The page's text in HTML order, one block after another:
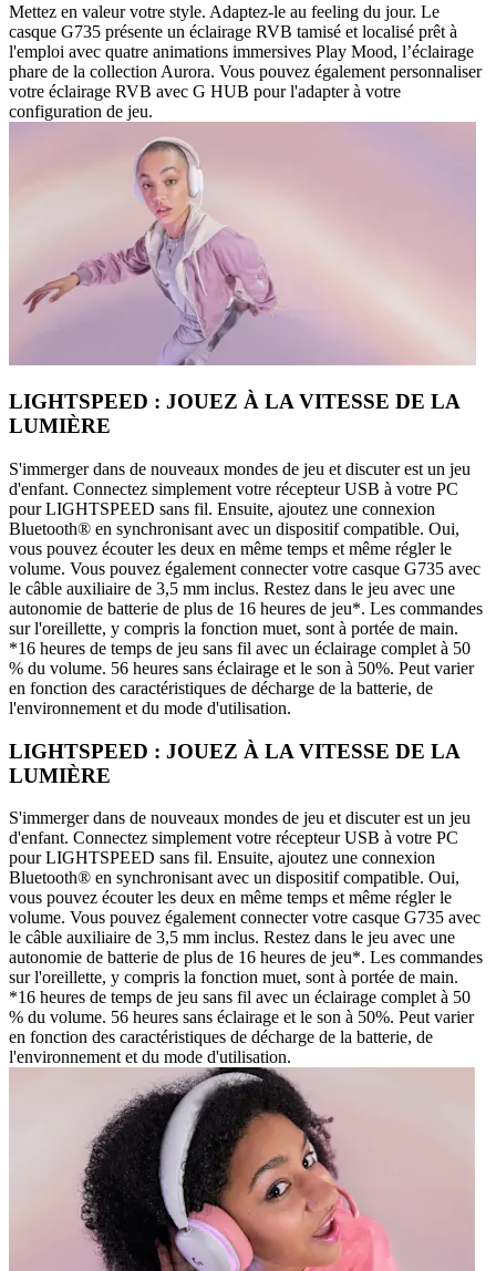
Mettez en valeur votre style. Adaptez-le au feeling du jour. Le
casque G735 présente un éclairage RVB tamisé et localisé prêt à
l'emploi avec quatre animations immersives Play Mood, l’éclairage
phare de la collection Aurora. Vous pouvez également personnaliser
votre éclairage RVB avec G HUB pour l'adapter à votre
configuration de jeu.
LIGHTSPEED : JOUEZ À LA VITESSE DE LA
LUMIÈRE
S'immerger dans de nouveaux mondes de jeu et discuter est un jeu
d'enfant. Connectez simplement votre récepteur USB à votre PC
pour LIGHTSPEED sans fil. Ensuite, ajoutez une connexion
Bluetooth® en synchronisant avec un dispositif compatible. Oui,
vous pouvez écouter les deux en même temps et même régler le
volume. Vous pouvez également connecter votre casque G735 avec
le câble auxiliaire de 3,5 mm inclus. Restez dans le jeu avec une
autonomie de batterie de plus de 16 heures de jeu*. Les commandes
sur l'oreillette, y compris la fonction muet, sont à portée de main.
*16 heures de temps de jeu sans fil avec un éclairage complet à 50
% du volume. 56 heures sans éclairage et le son à 50%. Peut varier
en fonction des caractéristiques de décharge de la batterie, de
l'environnement et du mode d'utilisation.
LIGHTSPEED : JOUEZ À LA VITESSE DE LA
LUMIÈRE
S'immerger dans de nouveaux mondes de jeu et discuter est un jeu
d'enfant. Connectez simplement votre récepteur USB à votre PC
pour LIGHTSPEED sans fil. Ensuite, ajoutez une connexion
Bluetooth® en synchronisant avec un dispositif compatible. Oui,
vous pouvez écouter les deux en même temps et même régler le
volume. Vous pouvez également connecter votre casque G735 avec
le câble auxiliaire de 3,5 mm inclus. Restez dans le jeu avec une
autonomie de batterie de plus de 16 heures de jeu*. Les commandes
sur l'oreillette, y compris la fonction muet, sont à portée de main.
*16 heures de temps de jeu sans fil avec un éclairage complet à 50
% du volume. 56 heures sans éclairage et le son à 50%. Peut varier
en fonction des caractéristiques de décharge de la batterie, de
l'environnement et du mode d'utilisation.